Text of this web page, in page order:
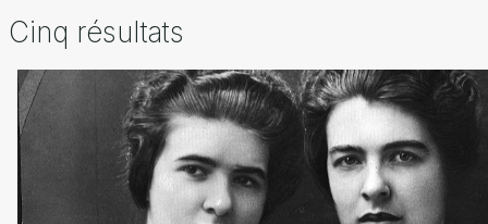
Cinq résultats